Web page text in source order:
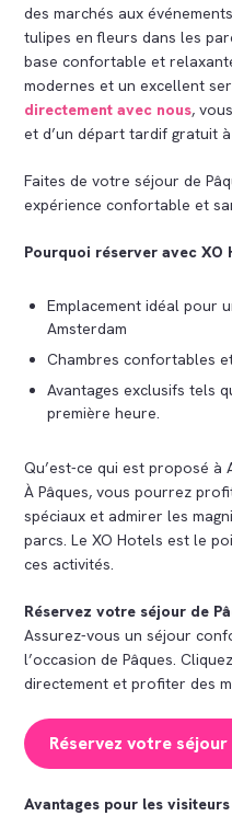
des marchés aux
tulipes en fleurs dans les
base confortable et
modernes et un excellent
directement avec nous,
et d’un départ tardif gratuit
Faites de votre séjour de
expérience confortable et
Pourquoi réserver avec XO
Emplacement idéal pour
Amsterdam
Chambres confortables
Avantages exclusifs tels
première heure.
Qu’est-ce qui est proposé à
À Pâques, vous pourrez
spéciaux et admirer les
parcs. Le XO Hotels est le
ces activités.
Réservez votre séjour de
Assurez-vous un séjour
l’occasion de Pâques.
directement et profiter des
Réservez votre
Avantages pour les visiteurs